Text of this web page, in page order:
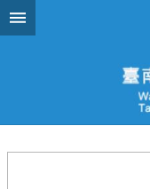
跳到主要內容區塊